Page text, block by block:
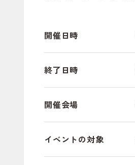
開催日時
終了日時
開催会場
イベントの対象